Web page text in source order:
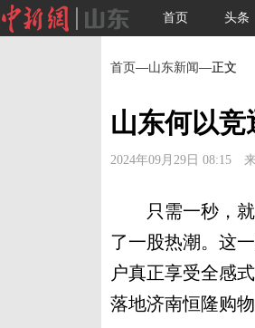
首页 头条
首页—山东新闻—正文
山东何以
2024年09月29日 08:15
只需一秒，就
了一股热潮。这
户真正享受全感
落地济南恒隆购